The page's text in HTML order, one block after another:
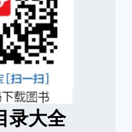
录大全